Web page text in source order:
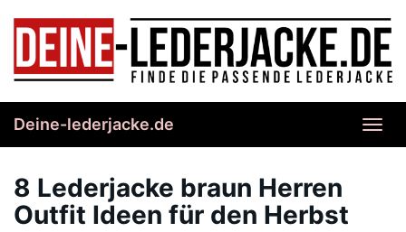
content
Deine-lederjacke.de
8 Lederjacke braun Herren
Outfit Ideen für den Herbst